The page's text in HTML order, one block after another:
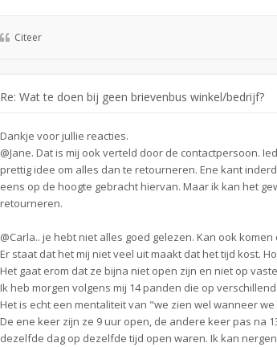
Citeer
Re: Wat te doen bij geen brievenbus winkel/bedrijf?
Dankje voor jullie reacties.
@Jane. Dat is mij ook verteld door de contactpersoon.
prettig idee om alles dan te retourneren. Ene kant
eens op de hoogte gebracht hiervan. Maar ik kan het
retourneren.
@Carla.. je hebt niet alles goed gelezen. Kan ook
Er staat dat het mij niet veel uit maakt dat het tijd kost.
Het gaat erom dat ze bijna niet open zijn en niet op
Ik heb morgen volgens mij 14 panden die op
Het is echt een mentaliteit van "we zien wel wanneer
De ene keer zijn ze 9 uur open, de andere keer pas na
dezelfde dag op dezelfde tijd open waren. Ik kan